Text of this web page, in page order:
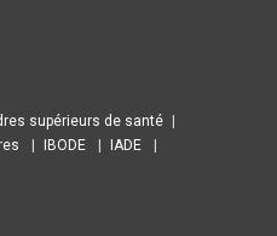
supérieurs de santé
IBODE
IADE